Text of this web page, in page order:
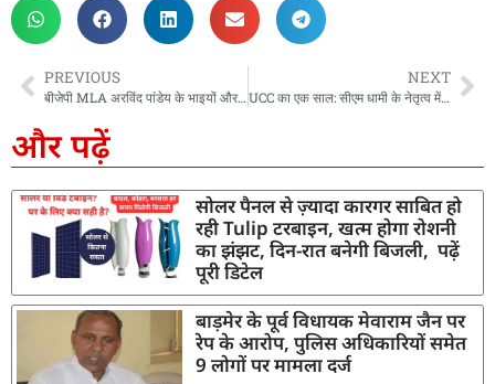
PREVIOUS
बीजेपी MLA अरविंद पांडेय के भाइयों और भतीजे पर मुकदमा दर्ज, जानिए पूरा मामला
NEXT
UCC का एक साल: सीएम धामी के नेतृत्व में 22 भाषाओं और AI से उत्तराखंड बना डिजिटल गवर्नेंस की मिसाल
और पढ़ें
सोलर पैनल से ज़्यादा कारगर साबित हो
रही Tulip टरबाइन, खत्म होगा रोशनी
का झंझट, दिन-रात बनेगी बिजली, पढ़ें
पूरी डिटेल
बाड़मेर के पूर्व विधायक मेवाराम जैन पर
रेप के आरोप, पुलिस अधिकारियों समेत
9 लोगों पर मामला दर्ज